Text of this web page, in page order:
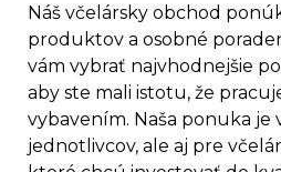
Náš včelársky obchod
produktov a osobné
vám vybrať najvhodnejšie
aby ste mali istotu, že
vybavením. Naša ponuka je
jednotlivcov, ale aj pre